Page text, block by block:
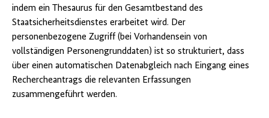
indem ein Thesaurus für den Gesamtbestand des
Staatsicherheitsdienstes erarbeitet wird. Der
personenbezogene Zugriff (bei Vorhandensein von
vollständigen Personengrunddaten) ist so strukturiert, dass
über einen automatischen Datenabgleich nach Eingang eines
Rechercheantrags die relevanten Erfassungen
zusammengeführt werden.